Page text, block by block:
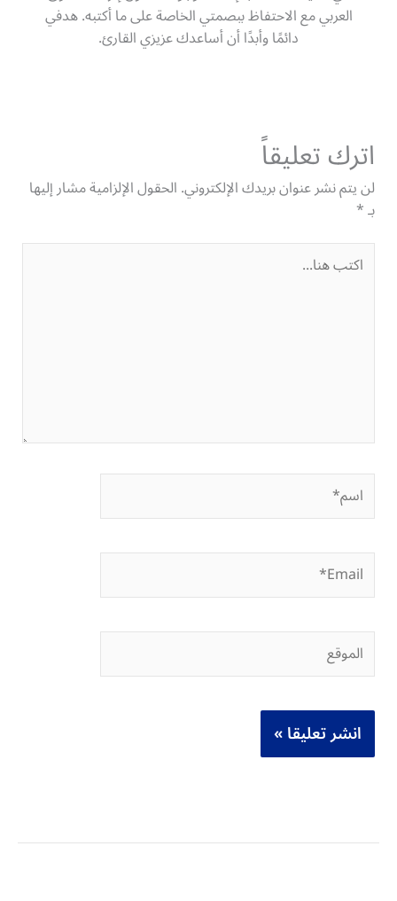
العربي مع الاحتفاظ ببصمتي الخاصة على ما أكتبه. هدفي
دائمًا وأبدًا أن أساعدك عزيزي القارئ.
اترك تعليقاً
لن يتم نشر عنوان بريدك الإلكتروني.الحقول الإلزامية مشار إليها
بـ*
اكتب
هنا...
اسم*
Email*
الموقع